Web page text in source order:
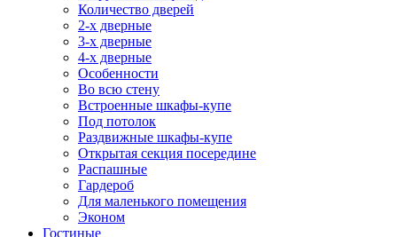
Количество дверей
2-х дверные
3-х дверные
4-х дверные
Особенности
Во всю стену
Встроенные шкафы-купе
Под потолок
Раздвижные шкафы-купе
Открытая секция посередине
Распашные
Гардероб
Для маленького помещения
Эконом
Гостиные